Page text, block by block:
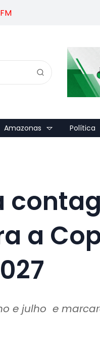
Amazonas Política
a
e julho e